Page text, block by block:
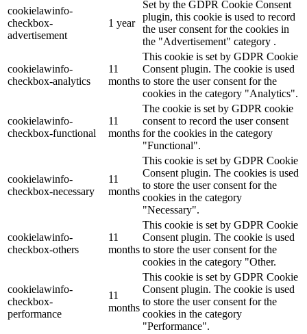
cookielawinfo-
checkbox-
advertisement
1 year
Set by the GDPR Cookie Consent
plugin, this cookie is used to record
the user consent for the cookies in
the "Advertisement" category .
cookielawinfo-
checkbox-analytics
11
months
This cookie is set by GDPR Cookie
Consent plugin. The cookie is used
to store the user consent for the
cookies in the category "Analytics".
cookielawinfo-
checkbox-functional
11
months
The cookie is set by GDPR cookie
consent to record the user consent
for the cookies in the category
"Functional".
cookielawinfo-
checkbox-necessary
11
months
This cookie is set by GDPR Cookie
Consent plugin. The cookies is used
to store the user consent for the
cookies in the category
"Necessary".
cookielawinfo-
checkbox-others
11
months
This cookie is set by GDPR Cookie
Consent plugin. The cookie is used
to store the user consent for the
cookies in the category "Other.
cookielawinfo-
checkbox-
performance
11
months
This cookie is set by GDPR Cookie
Consent plugin. The cookie is used
to store the user consent for the
cookies in the category
"Performance".